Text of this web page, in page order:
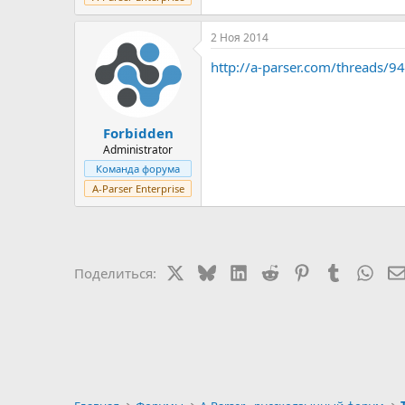
Forbidden
Administrator
Команда форума
A-Parser Enterprise
2 Ноя 2014
http://a-parser.com/threads/
Поделиться: BlueskyLinkedIn
Reddit PinterestTumblr